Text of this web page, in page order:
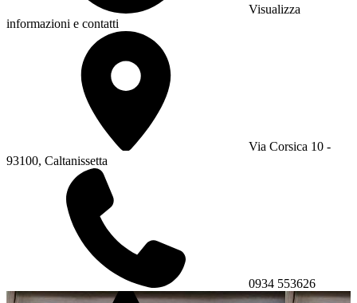
Visualizza
informazioni e contatti
Via Corsica 10 -
93100, Caltanissetta
0934 553626